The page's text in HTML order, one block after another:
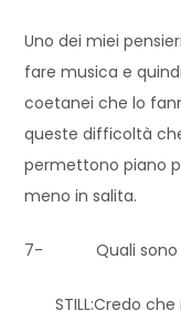
Uno dei miei
fare musica e
coetanei che lo
queste difficoltà
permettono piano
meno in salita.
7- Quali sono le
STILL:Credo che